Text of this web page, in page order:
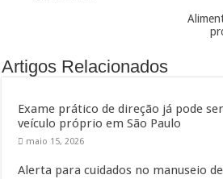
Artigos Relacionados
Exame prático de direção já pode
veículo próprio em São Paulo
maio 15, 2026
Alerta para cuidados no manuseio